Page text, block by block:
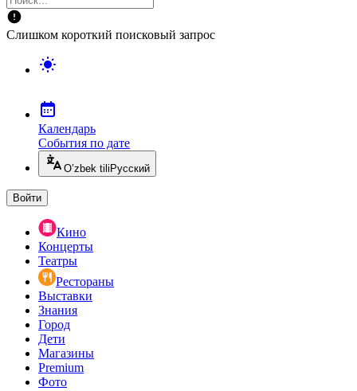
Слишком короткий поисковый запрос
Календарь
События по дате
O’zbek tili Русский
Войти
Кино
Концерты
Театры
Рестораны
Выставки
Знания
Город
Дети
Магазины
Premium
Фото